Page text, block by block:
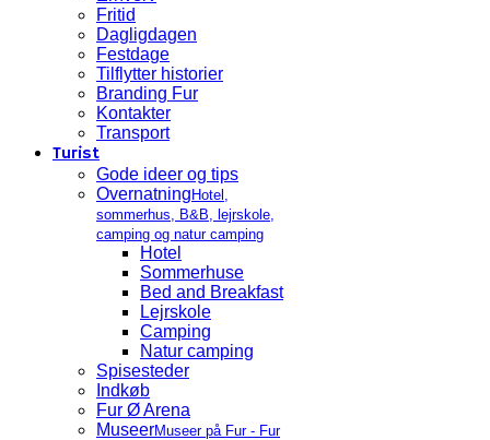
Fritid
Dagligdagen
Festdage
Tilflytter historier
Branding Fur
Kontakter
Transport
Turist
Gode ideer og tips
Overnatning Hotel,
sommerhus, B&B, lejrskole,
camping og natur camping
Hotel
Sommerhuse
Bed and Breakfast
Lejrskole
Camping
Natur camping
Spisesteder
Indkøb
Fur Ø Arena
MuseerMuseer på Fur - Fur